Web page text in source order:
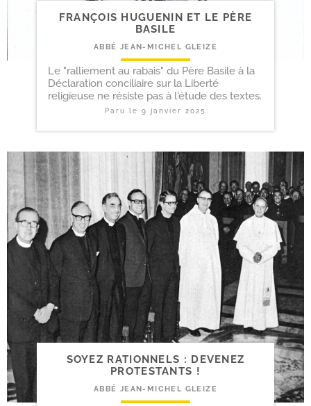
FRANÇOIS HUGUENIN ET LE PÈRE
BASILE
ABBÉ JEAN-MICHEL GLEIZE
Le "ralliement au rabais" du Père Basile à la
Déclaration conciliaire sur la Liberté
religieuse ne résiste pas à l'étude des textes.
Paru le9 janvier 2025
SOYEZ RATIONNELS : DEVENEZ
PROTESTANTS !
ABBÉ JEAN-MICHEL GLEIZE